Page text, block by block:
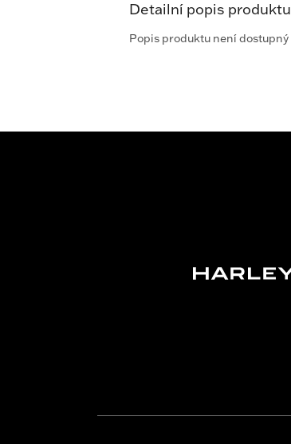
Detailní popis produktu
Popis produktu není dostupný